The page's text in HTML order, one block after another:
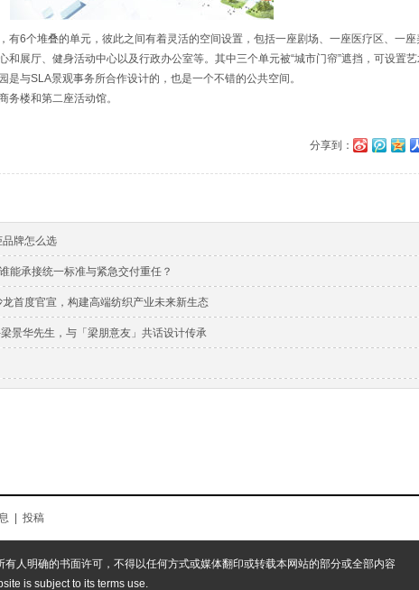
6个堆叠的单元，彼此之间有着灵活的空间设置，包括一座剧场、一座医疗区、一座
和展厅、健身活动中心以及行政办公室等。其中三个单元被“城市门帘”遮挡，可设置艺
是与SLA景观事务所合作设计的，也是一个不错的公共空间。
楼和第二座活动馆。
分享到：
牌怎么选
能承接统一标准与紧急交付重任？
首度官宣，构建高端纺织产业未来新生态
景华先生，与「梁朋意友」共话设计传承
投稿
有人明确的书面许可，不得以任何方式或媒体翻印或转载本网站的部分或全部内容
is subject to its terms use.